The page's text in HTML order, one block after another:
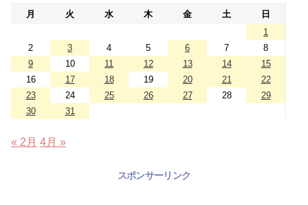
月 火 水 木 金 土
日
1
2
3 4 5 6 7
8
9
10 11 12 13 14
15
16
17 18 19 20 21
22
23
24 25 26 27 28
29
30
31
« 2月 4月 »
スポンサーリンク